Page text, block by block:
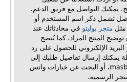
يمكنك التواصل مع فريق الدعم.
تشمل ذكر اسم المستخدم أو
مثل متجر بوليتوفي محادثاتك عند
المنتج المراد. كما يُنصح
الإلكتروني للحصول على رد
يمكنك إرسال تفاصيل طلبك إلى
، أو البحث عن خيارات واتس
الرسمية.